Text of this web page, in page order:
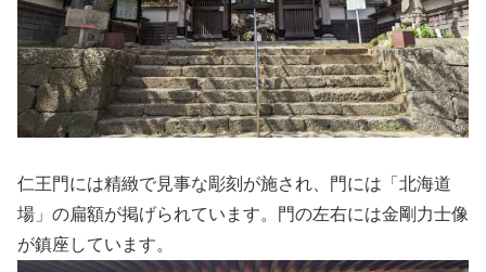
仁王門には精緻で見事な彫刻が施され、門には「北海道
場」の扁額が掲げられています。門の左右には金剛力士像
が鎮座しています。